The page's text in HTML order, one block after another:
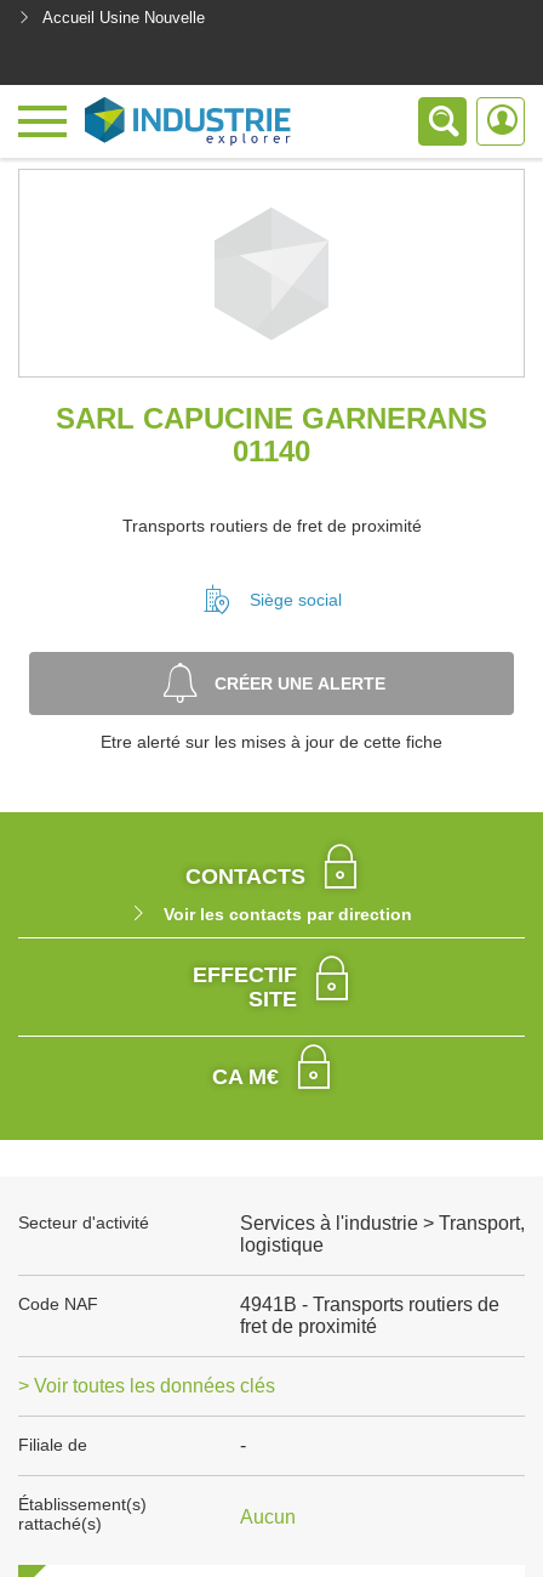
Accueil Usine Nouvelle
SARL CAPUCINE GARNERANS
01140
Transports routiers de fret de proximité
Siège social
CRÉER UNE ALERTE
Etre alerté sur les mises à jour de cette fiche
CONTACTS
Voir les contacts par direction
EFFECTIF
SITE
CA M€
Secteur d'activité
Services à l'industrie > Transport,
logistique
Code NAF
4941B - Transports routiers de
fret de proximité
> Voir toutes les données clés
Filiale de -
Établissement(s)
rattaché(s)
Aucun